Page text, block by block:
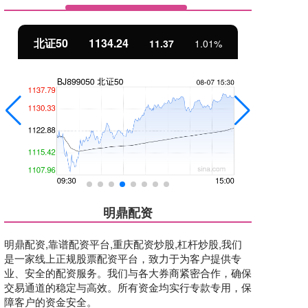
北证50 1134.24 11.37 1.01%
明鼎配资
明鼎配资,靠谱配资平台,重庆配资炒股,杠杆炒股,我们
是一家线上正规股票配资平台，致力于为客户提供专
业、安全的配资服务。我们与各大券商紧密合作，确保
交易通道的稳定与高效。所有资金均实行专款专用，保
障客户的资金安全。